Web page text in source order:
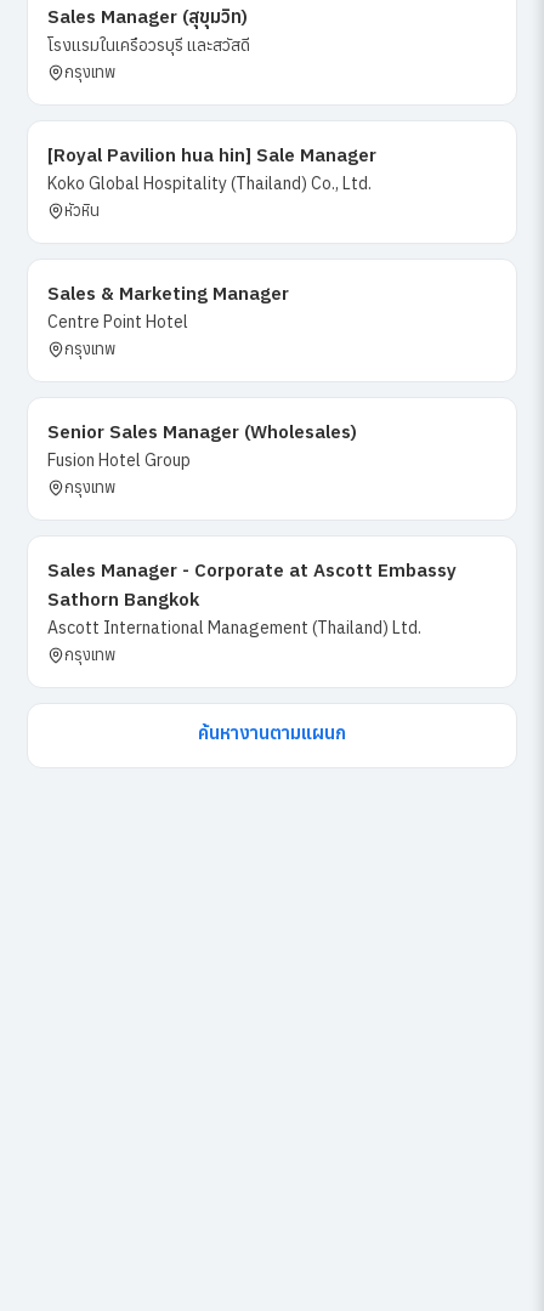
Sales Manager (สุขุมวิท)
โรงแรมในเครือวรบุรี และสวัสดี
กรุงเทพ
[Royal Pavilion hua hin] Sale Manager
Koko Global Hospitality (Thailand) Co., Ltd.
หัวหิน
Sales & Marketing Manager
Centre Point Hotel
กรุงเทพ
Senior Sales Manager (Wholesales)
Fusion Hotel Group
กรุงเทพ
Sales Manager - Corporate at Ascott Embassy
Sathorn Bangkok
Ascott International Management (Thailand) Ltd.
กรุงเทพ
ค้นหางานตามแผนก